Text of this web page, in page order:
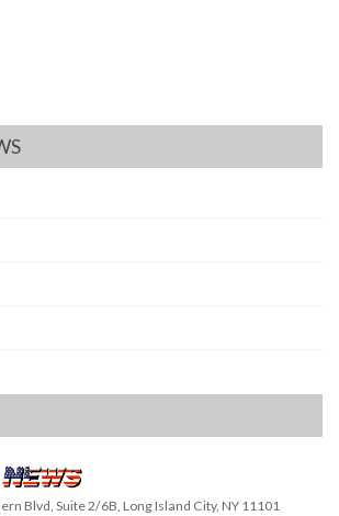
Blvd, Suite 2/6B, Long Island City, NY 11101